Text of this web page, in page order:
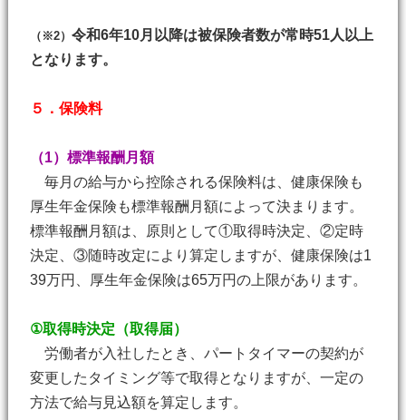
（※2） 令和6年10月以降は被保険者数が常時51人以上
となります。
５．保険料
（1）標準報酬月額
毎月の給与から控除される保険料は、健康保険も
厚生年金保険も標準報酬月額によって決まります。
標準報酬月額は、原則として①取得時決定、②定時
決定、③随時改定により算定しますが、健康保険は1
39万円、厚生年金保険は65万円の上限があります。
①取得時決定（取得届）
労働者が入社したとき、パートタイマーの契約が
変更したタイミング等で取得となりますが、一定の
方法で給与見込額を算定します。